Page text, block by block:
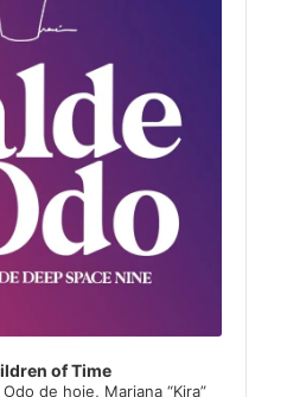
of Time
de hoje, Mariana “Kira”